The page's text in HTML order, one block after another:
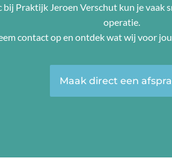
bij Praktijk Jeroen Verschut kun je vaak
operatie.
contact op en ontdek wat wij voor
Maak direct een